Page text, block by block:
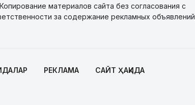
материалов сайта без согласования с
за содержание рекламных объявлений,
РЕКЛАМА САЙТ ҲАҚИДА